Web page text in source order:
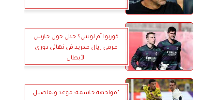
كورتوا أم لونين؟ جدل حول حارس
مرمى ريال مدريد في نهائي دوري
الأبطال
”مواجهة حاسمة: موعد وتفاصيل